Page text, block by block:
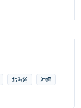
北海道
沖繩